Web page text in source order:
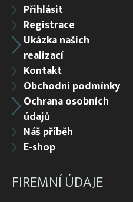
Přihlásit
Registrace
Ukázka našich
realizací
Kontakt
Obchodní podmínky
Ochrana osobních
údajů
Náš příběh
E-shop
FIREMNÍ ÚDAJE